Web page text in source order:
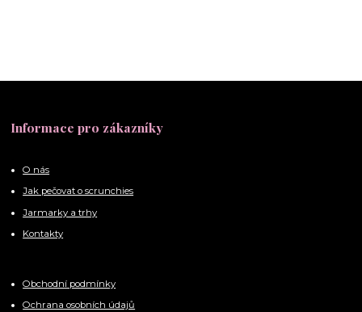
Informace pro zákazníky
O nás
Jak pečovat o scrunchies
Jarmarky a trhy
Kontakty
Obchodní podmínky
Ochrana osobních údajů